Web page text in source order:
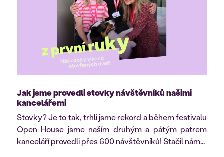
Jak jsme provedli stovky návštěvníků našimi
kancelářemi
Stovky? Je to tak, trhli jsme rekord a během festivalu
Open House jsme naším druhým a pátým patrem
kanceláří provedli přes 600 návštěvníků! Stačil nám...